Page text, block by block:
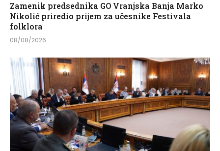
Zamenik predsednika GO Vranjska Banja Marko
Nikolić priredio prijem za učesnike Festivala
folklora
08/08/2026